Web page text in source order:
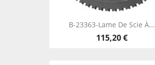
B-23363-Lame De Scie À...
115,20 €